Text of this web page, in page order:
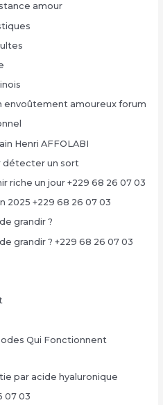
amour
envoûtement amoureux forum
Henri AFFOLABI
détecter un sort
riche un jour +229 68 26 07 03
2025 +229 68 26 07 03
grandir ?
grandir ? +229 68 26 07 03
Qui Fonctionnent
par acide hyaluronique
07 03